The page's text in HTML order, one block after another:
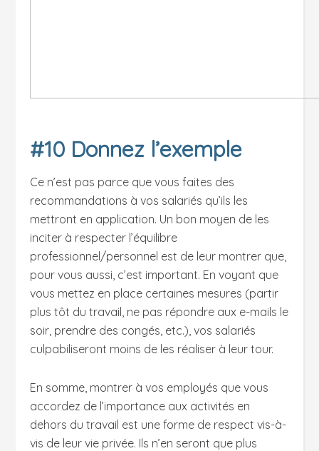
#10 Donnez l’exemple
Ce n’est pas parce que vous faites des
recommandations à vos salariés qu’ils les
mettront en application. Un bon moyen de les
inciter à respecter l’équilibre
professionnel/personnel est de leur montrer que,
pour vous aussi, c’est important. En voyant que
vous mettez en place certaines mesures (partir
plus tôt du travail, ne pas répondre aux e-mails le
soir, prendre des congés, etc.), vos salariés
culpabiliseront moins de les réaliser à leur tour.
En somme, montrer à vos employés que vous
accordez de l’importance aux activités en
dehors du travail est une forme de respect vis-à-
vis de leur vie privée. Ils n’en seront que plus